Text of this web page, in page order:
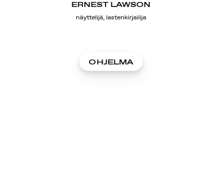
ERNEST LAWSON
näyttelijä, lastenkirjailija
OHJELMA